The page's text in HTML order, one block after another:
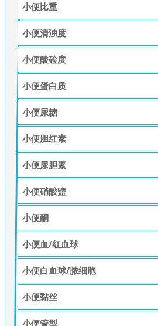
小便比重
小便清浊度
小便酸硷度
小便蛋白质
小便尿糖
小便胆红素
小便尿胆素
小便硝酸盬
小便酮
小便血/红血球
小便白血球/脓细胞
小便黏丝
小便管型